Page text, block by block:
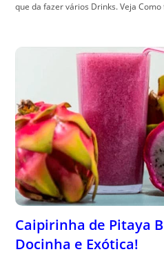
que da fazer vários Drinks. Veja
Caipirinha de Pitaya
Docinha e Exótica!